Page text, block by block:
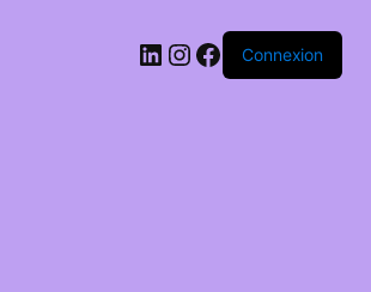
LinkedIn
Instagram
Facebook
Connexion